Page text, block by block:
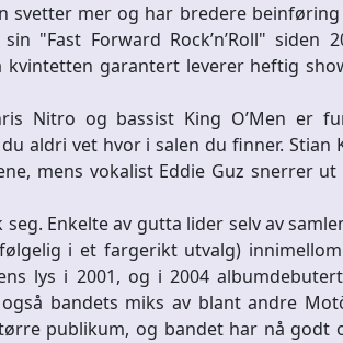
svetter mer og har bredere
"Fast Forward Rock’n’Roll" siden
garantert leverer heftig
Nitro og bassist King O’Men er
aldri vet hvor i salen du finner. Stian
mens vokalist Eddie Guz snerrer
Enkelte av gutta lider selv av
i et fargerikt utvalg)
lys i 2001, og i 2004
bandets miks av blant andre
publikum, og bandet har nå godt